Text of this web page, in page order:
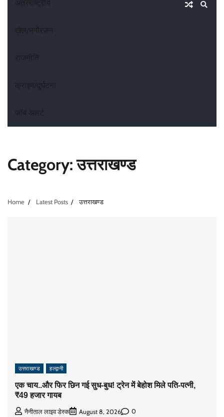
अंतरराष्ट्रीय
खेल/मनोरंजन
राजनीति
क्राइम/दुर्घटना
जॉब अलर्ट
Category:उत्तराखण्ड
Home Latest Posts उत्तराखण्ड
उत्तराखण्ड हल्द्वानी
एक चाय..और फिर छिन गई सुध-बुध! ट्रेन में बेहोश मिले पति-पत्नी,
₹49 हजार गायब
नैनीताल लाइव डेस्क August 8, 2026 0